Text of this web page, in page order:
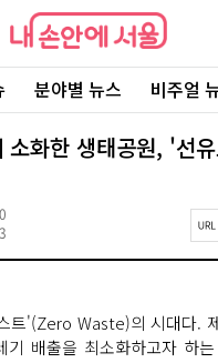
내
손
에
울
분야별 뉴스 비주얼
소화한 생태공원, '선
페
L
트'(Zero Waste)의 시대다.
기 배출을 최소화하고자 하